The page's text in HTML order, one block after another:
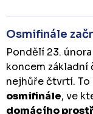
Osmifinále
Pondělí 23. února
koncem
nejhůře čtvrtí. To
osmifinále, ve
domácího